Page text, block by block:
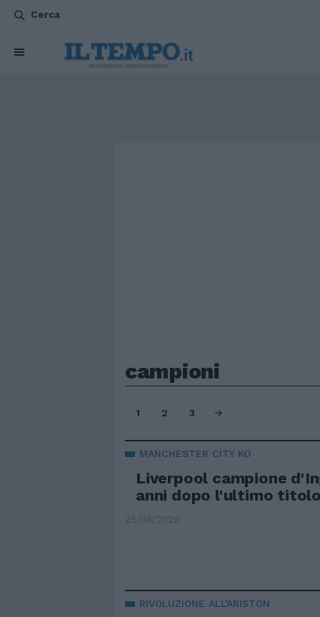
Cerca
campioni
1 2 3
MANCHESTER CITY KO
Liverpool campione
anni dopo l'ultimo titolo
25/06/2020
RIVOLUZIONE ALL'ARISTON